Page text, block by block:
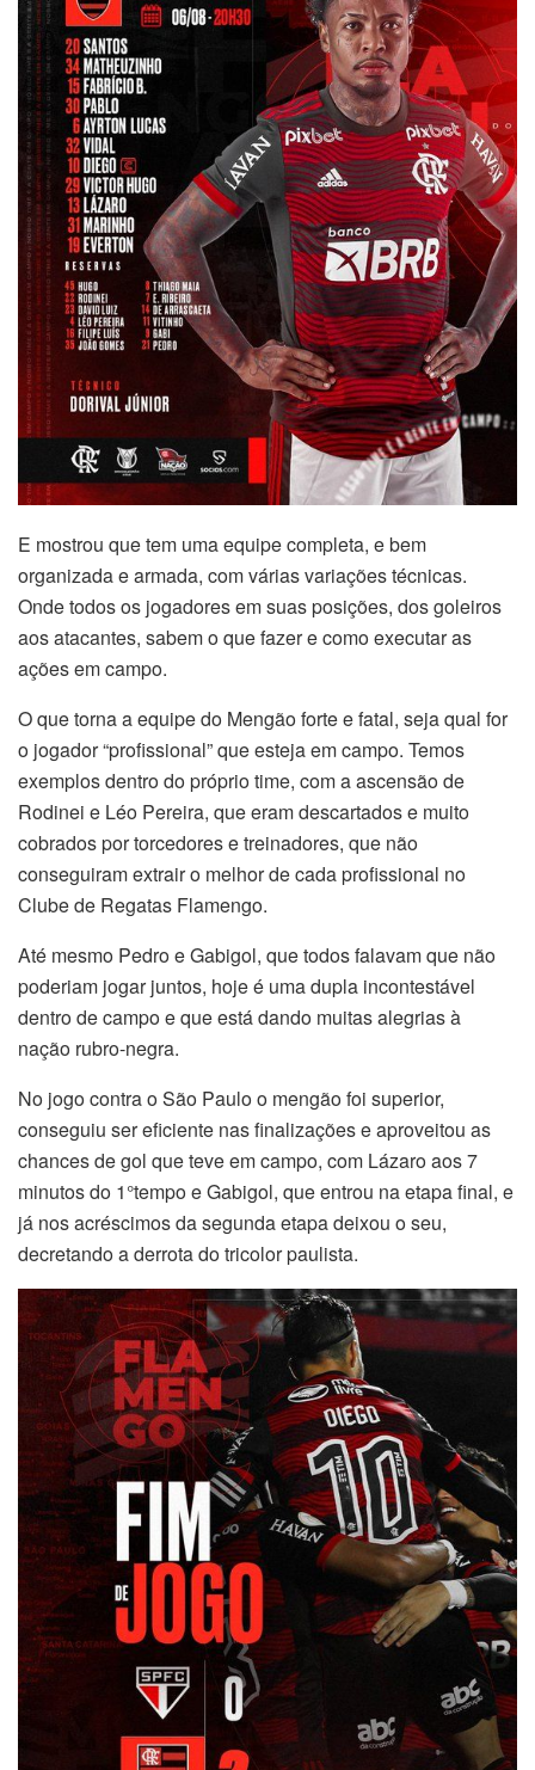
E mostrou que tem uma equipe completa, e bem
organizada e armada, com várias variações técnicas.
Onde todos os jogadores em suas posições, dos goleiros
aos atacantes, sabem o que fazer e como executar as
ações em campo.
O que torna a equipe do Mengão forte e fatal, seja qual for
o jogador “profissional” que esteja em campo. Temos
exemplos dentro do próprio time, com a ascensão de
Rodinei e Léo Pereira, que eram descartados e muito
cobrados por torcedores e treinadores, que não
conseguiram extrair o melhor de cada profissional no
Clube de Regatas Flamengo.
Até mesmo Pedro e Gabigol, que todos falavam que não
poderiam jogar juntos, hoje é uma dupla incontestável
dentro de campo e que está dando muitas alegrias à
nação rubro-negra.
No jogo contra o São Paulo o mengão foi superior,
conseguiu ser eficiente nas finalizações e aproveitou as
chances de gol que teve em campo, com Lázaro aos 7
minutos do 1°tempo e Gabigol, que entrou na etapa final, e
já nos acréscimos da segunda etapa deixou o seu,
decretando a derrota do tricolor paulista.